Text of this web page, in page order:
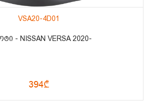
VSA20-4D01
- NISSAN VERSA 2020-
394₾